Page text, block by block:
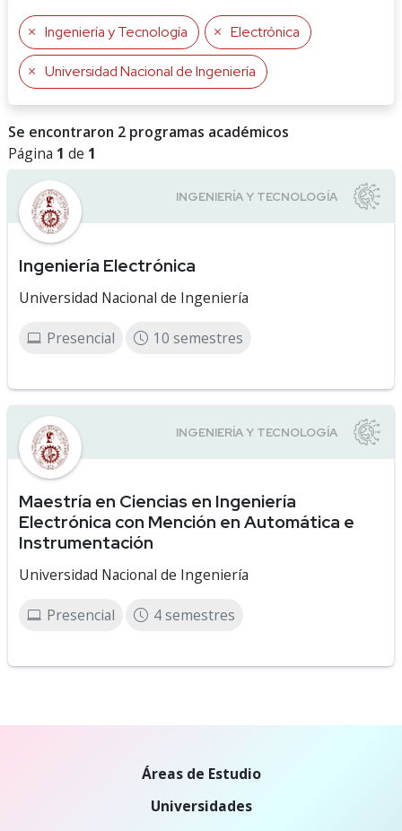
Ingeniería y Tecnología Electrónica
Universidad Nacional de Ingeniería
Se encontraron 2 programas académicos
Página 1 de 1
Ingeniería Electrónica
Universidad Nacional de Ingeniería
Presencial 10 semestres
Maestría en Ciencias en Ingeniería
Electrónica con Mención en Automática e
Instrumentación
Universidad Nacional de Ingeniería
Presencial 4 semestres
Áreas de Estudio
Universidades